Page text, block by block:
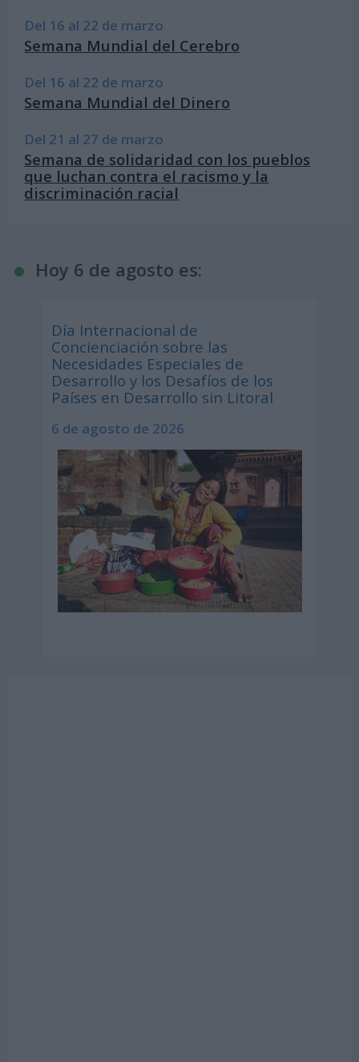
Del 16 al 22 de marzo
Semana Mundial del Cerebro
Del 16 al 22 de marzo
Semana Mundial del Dinero
Del 21 al 27 de marzo
Semana de solidaridad con los pueblos
que luchan contra el racismo y la
discriminación racial
Hoy 6 de agosto es:
Día Internacional de
Concienciación sobre las
Necesidades Especiales de
Desarrollo y los Desafíos de los
Países en Desarrollo sin Litoral
6 de agosto de 2026